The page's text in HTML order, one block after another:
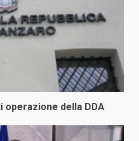
operazione della DDA